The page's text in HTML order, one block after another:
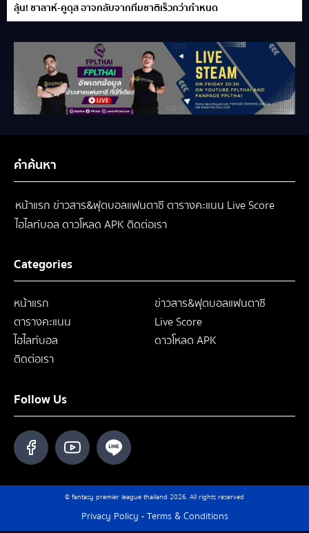
ลุ้น! ซาลาห์-คูดุส อาจกลับจากทีมชาติเร็วกว่ากำหนด
คำค้นหา
หน้าแรก ข่าวสาร&ฟุตบอลแฟนตาซีตารางคะแนน Live Score
ไฮไลท์บอลดาวโหลด APKติดต่อเรา
Categories
หน้าแรก
ข่าวสาร&ฟุตบอลแฟนตาซี
ตารางคะแนน
Live Score
ไฮไลท์บอล
ดาวโหลด APK
ติดต่อเรา
Follow Us
© fantasy premier league thailand 2026. All rights reserved
Privacy Policy -Terms & Conditions